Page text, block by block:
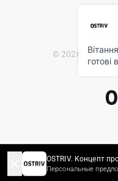
© 2026
OSTRIV. Концепт
Персональные